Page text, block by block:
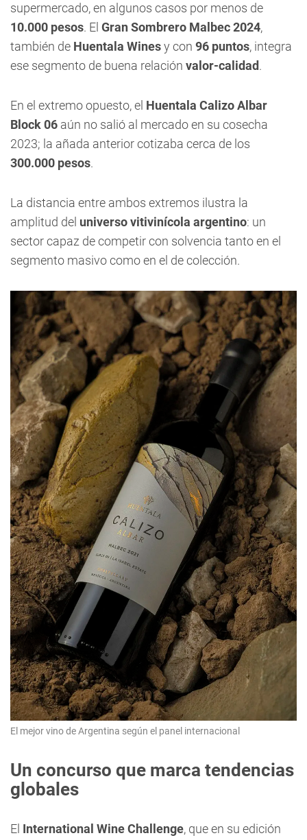
supermercado, en algunos casos por menos de
10.000 pesos. El Gran Sombrero Malbec 2024,
también de Huentala Winesy con 96 puntos, integra
ese segmento de buena relación valor-calidad.
En el extremo opuesto, el Huentala Calizo Albar
Block 06 aún no salió al mercado en su cosecha
2023; la añada anterior cotizaba cerca de los
300.000 pesos.
La distancia entre ambos extremos ilustra la
amplitud del universo vitivinícola argentino: un
sector capaz de competir con solvencia tanto en el
segmento masivo como en el de colección.
El mejor vino de Argentina según el panel internacional
Un concurso que marca tendencias
globales
El International Wine Challenge, que en su edición